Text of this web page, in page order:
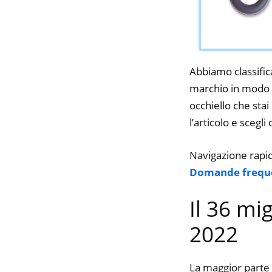
Abbiamo
marchio in
occhiello che
l’articolo e
Navigazione
Domande
Il 36
2022
La maggior